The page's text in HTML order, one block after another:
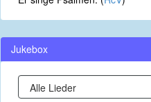
Jukebox